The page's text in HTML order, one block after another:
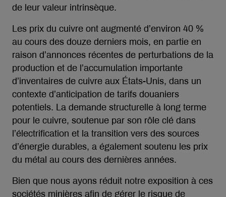
de leur valeur intrinsèque.
Les prix du cuivre ont augmenté d’environ 40 %
au cours des douze derniers mois, en partie en
raison d’annonces récentes de perturbations de la
production et de l’accumulation importante
d’inventaires de cuivre aux États-Unis, dans un
contexte d’anticipation de tarifs douaniers
potentiels. La demande structurelle à long terme
pour le cuivre, soutenue par son rôle clé dans
l’électrification et la transition vers des sources
d’énergie durables, a également soutenu les prix
du métal au cours des dernières années.
Bien que nous ayons réduit notre exposition à ces
sociétés minières afin de gérer le risque de